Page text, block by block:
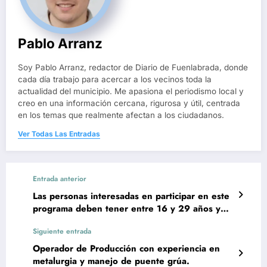
Pablo Arranz
Soy Pablo Arranz, redactor de Diario de Fuenlabrada, donde
cada día trabajo para acercar a los vecinos toda la
actualidad del municipio. Me apasiona el periodismo local y
creo en una información cercana, rigurosa y útil, centrada
en los temas que realmente afectan a los ciudadanos.
Ver Todas Las Entradas
Entrada anterior
Las personas interesadas en participar en este
programa deben tener entre 16 y 29 años y
Fuenlabrada. Con el objetivo de promover el
empleo entre jóvenes desempleados, el
Ayuntamiento de Fuenlabrada, a través del
Siguiente entrada
Operador de Producción con experiencia en
metalurgia y manejo de puente grúa.